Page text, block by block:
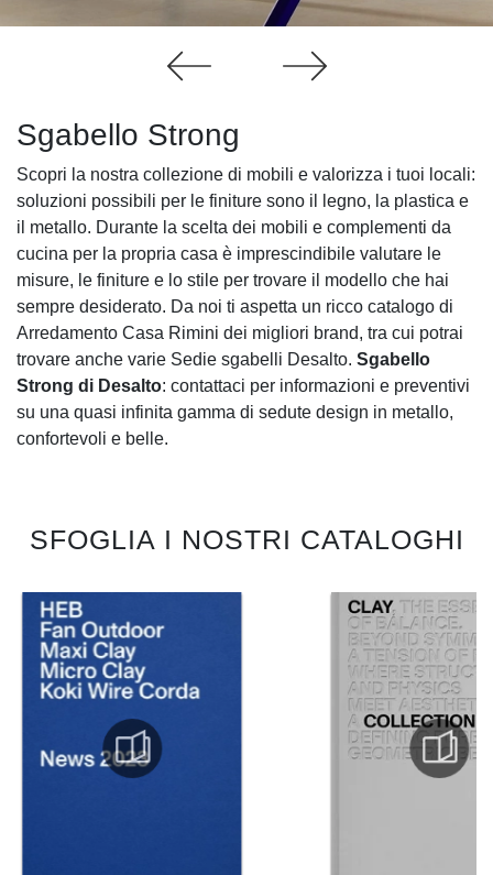
Sgabello Strong
Scopri la nostra collezione di mobili e valorizza i tuoi locali:
soluzioni possibili per le finiture sono il legno, la plastica e
il metallo. Durante la scelta dei mobili e complementi da
cucina per la propria casa è imprescindibile valutare le
misure, le finiture e lo stile per trovare il modello che hai
sempre desiderato. Da noi ti aspetta un ricco catalogo di
Arredamento Casa Rimini dei migliori brand, tra cui potrai
trovare anche varie Sedie sgabelli Desalto. Sgabello
Strong di Desalto: contattaci per informazioni e preventivi
su una quasi infinita gamma di sedute design in metallo,
confortevoli e belle.
SFOGLIA I NOSTRI CATALOGHI